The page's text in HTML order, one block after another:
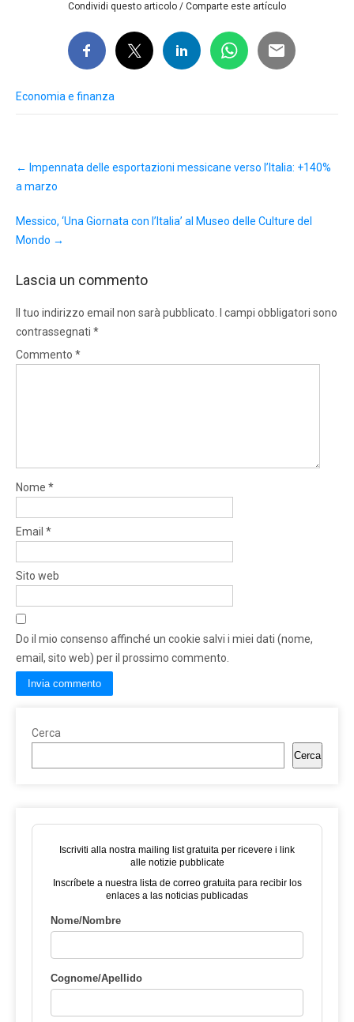
Condividi questo articolo / Comparte este artículo
Economia e finanza
navigation
← Impennata delle esportazioni messicane verso l’Italia: +140%
a marzo
Messico, ‘Una Giornata con l’Italia’ al Museo delle Culture del
Mondo →
Lascia un commento
Il tuo indirizzo email non sarà pubblicato.
I campi obbligatori sono
contrassegnati *
Commento *
Nome *
Email *
Sito web
Do il mio consenso affinché un cookie salvi i miei dati (nome,
email, sito web) per il prossimo commento.
Cerca
Cerca
Iscriviti alla nostra mailing list gratuita per ricevere i link
alle notizie pubblicate
Inscríbete a nuestra lista de correo gratuita para recibir los
enlaces a las noticias publicadas
Nome/Nombre
Cognome/Apellido